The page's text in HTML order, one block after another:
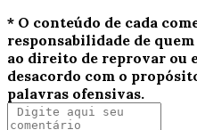
* O conteúdo de cada
responsabilidade de
ao direito de reprovar ou
desacordo com o
palavras ofensivas.